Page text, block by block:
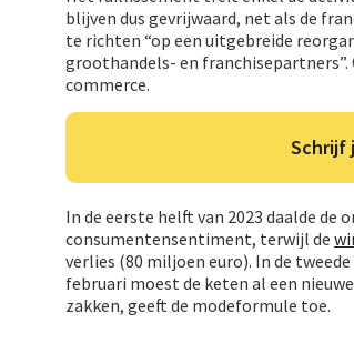
blijven dus gevrijwaard, net als de
te richten “op een uitgebreide
groothandels- en
commerce.
Schrijf
In de eerste helft van 2023 daalde
consumentensentiment, terwijl de
verlies (80 miljoen euro). In de
februari moest de keten al een
zakken, geeft de modeformule toe.